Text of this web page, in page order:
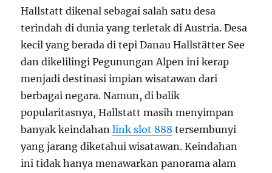
Hallstatt dikenal sebagai salah satu desa
terindah di dunia yang terletak di Austria. Desa
kecil yang berada di tepi Danau Hallstätter See
dan dikelilingi Pegunungan Alpen ini kerap
menjadi destinasi impian wisatawan dari
berbagai negara. Namun, di balik
popularitasnya, Hallstatt masih menyimpan
banyak keindahanlink slot 888 tersembunyi
yang jarang diketahui wisatawan. Keindahan
ini tidak hanya menawarkan panorama alam